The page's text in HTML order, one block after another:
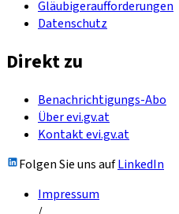
Gläubigeraufforderungen
Datenschutz
Direkt zu
Benachrichtigungs-Abo
Über evi.gv.at
Kontakt evi.gv.at
Folgen Sie uns aufLinkedIn
Impressum